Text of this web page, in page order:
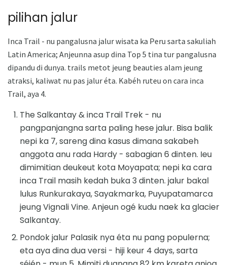
pilihan jalur
Inca Trail - nu pangalusna jalur wisata ka Peru sarta sakuliah
Latin America; Anjeunna asup dina Top 5 tina tur pangalusna
dipandu di dunya. trails metot jeung beauties alam jeung
atraksi, kaliwat nu pas jalur éta. Kabéh ruteu on cara inca
Trail, aya 4.
The Salkantay & inca Trail Trek - nu
pangpanjangna sarta paling hese jalur. Bisa balik
nepi ka 7, sareng dina kasus dimana sakabeh
anggota anu rada Hardy - sabagian 6 dinten. Ieu
dimimitian deukeut kota Moyapata; nepi ka cara
inca Trail masih kedah buka 3 dinten. jalur bakal
lulus Runkurakaya, Sayakmarka, Puyupatamarca
jeung Vignali Vine. Anjeun ogé kudu naek ka glacier
Salkantay.
Pondok jalur Palasik nya éta nu pang populerna;
eta aya dina dua versi - hiji keur 4 days, sarta